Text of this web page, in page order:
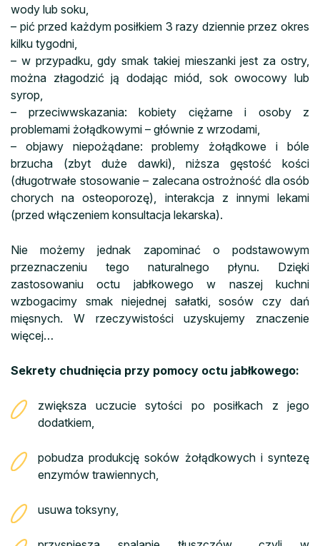
wody lub soku,
– pić przed każdym posiłkiem 3 razy dziennie przez okres
kilku tygodni,
– w przypadku, gdy smak takiej mieszanki jest za ostry,
można złagodzić ją dodając miód, sok owocowy lub
syrop,
– przeciwwskazania: kobiety ciężarne i osoby z
problemami żołądkowymi – głównie z wrzodami,
– objawy niepożądane: problemy żołądkowe i bóle
brzucha (zbyt duże dawki), niższa gęstość kości
(długotrwałe stosowanie – zalecana ostrożność dla osób
chorych na osteoporozę), interakcja z innymi lekami
(przed włączeniem konsultacja lekarska).
Nie możemy jednak zapominać o podstawowym
przeznaczeniu tego naturalnego płynu. Dzięki
zastosowaniu octu jabłkowego w naszej kuchni
wzbogacimy smak niejednej sałatki, sosów czy dań
mięsnych. W rzeczywistości uzyskujemy znaczenie
więcej…
Sekrety chudnięcia przy pomocy octu jabłkowego:
zwiększa uczucie sytości po posiłkach z jego
dodatkiem,
pobudza produkcję soków żołądkowych i syntezę
enzymów trawiennych,
usuwa toksyny,